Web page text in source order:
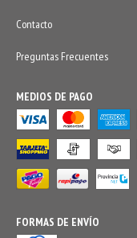
Contacto
Preguntas Frecuentes
MEDIOS DE PAGO
FORMAS DE ENVÍO